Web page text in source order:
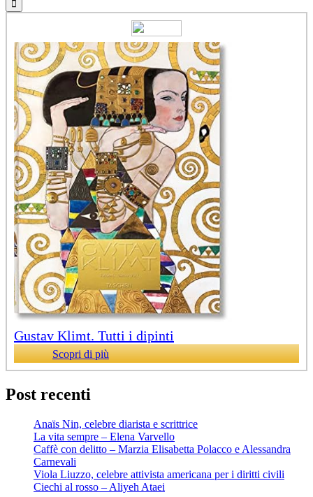
Gustav Klimt. Tutti i dipinti
Scopri di più
Post recenti
Anaïs Nin, celebre diarista e scrittrice
La vita sempre – Elena Varvello
Caffè con delitto – Marzia Elisabetta Polacco e Alessandra
Carnevali
Viola Liuzzo, celebre attivista americana per i diritti civili
Ciechi al rosso – Aliyeh Ataei